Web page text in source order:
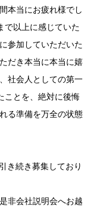
本当にお疲れ様でし
で以上に感じていた
参加していただいた
だき本当に本当に嬉
社会人としての第一
ことを、絶対に後悔
る準備を万全の状態
き続き募集しており
非会社説明会へお越